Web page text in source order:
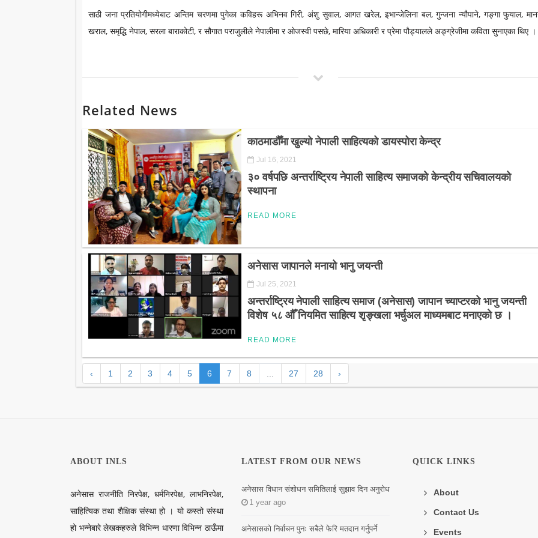
साठी जना प्रतियोगीमध्येबाट अन्तिम चरणमा पुगेका कविहरू अभिनव गिरी, अंशु सुवाल, आगत खरेल, इभान्जेलिना बल, गुन्जना न्यौपाने, गङ्गा फुयाल,
खराल, समृद्धि नेपाल, सरला बाराकोटी, र सौगात पराजुलीले नेपालीमा र ओजस्वी पसछे, मारिया अधिकारी र प्रेमा पौड्यालले अङ्ग्रेजीमा कविता सुनाएका थिए ।
Related News
काठमाडौँमा खुल्यो नेपाली साहित्यको डायस्पोरा केन्द्र
Jul 16, 2021
३० वर्षपछि अन्तर्राष्ट्रिय नेपाली साहित्य समाजको केन्द्रीय सचिवालयको
स्थापना
READ MORE
अनेसास जापानले मनायो भानु जयन्ती
Jul 25, 2021
अन्तर्राष्ट्रिय नेपाली साहित्य समाज (अनेसास) जापान च्याप्टरको भानु जयन्ती
विशेष ५८ औँ नियमित साहित्य शृङ्खला भर्चुअल माध्यमबाट मनाएकाे छ ।
READ MORE
‹ 1 2 3 4 5 6 7 8 27 28 ›
ABOUT INLS
अनेसास राजनीति निरपेक्ष, धर्मनिरपेक्ष, लाभनिरपेक्ष,
साहित्यिक तथा शैक्षिक संस्था हो । यो कस्तो संस्था
हो भन्नेबारे लेखकहरुले विभिन्न धारणा विभिन्न ठाऊँमा
LATEST FROM OUR NEWS
अनेसास विधान संशोधन समितिलाई सुझाव दिन अनुरोध
1 year ago
अनेसासको निर्वाचन पुनः सबैले फेरि मतदान गर्नुपर्ने
QUICK LINKS
About
Contact Us
Events